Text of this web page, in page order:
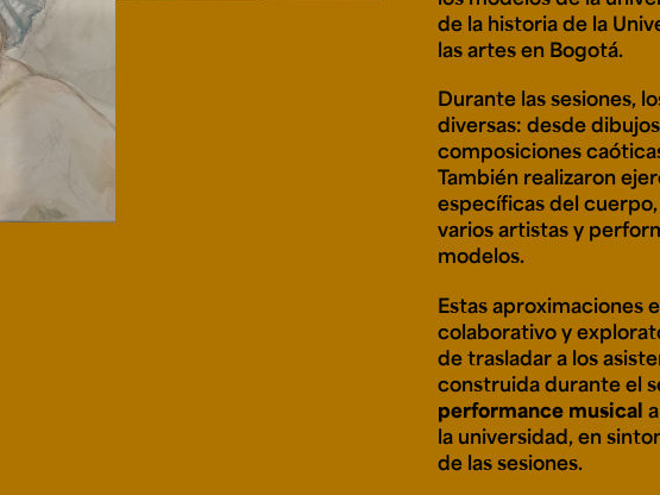
de la historia de la
las artes en Bogotá.
Durante las sesiones,
diversas: desde
composiciones
También realizaron
específicas del
varios artistas y
modelos.
Estas aproximaciones
colaborativo y
de trasladar a los
construida durante el
performance musical
la universidad, en
de las sesiones.